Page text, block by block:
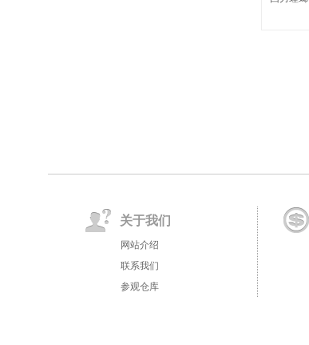
关于我们
网站介绍
联系我们
参观仓库